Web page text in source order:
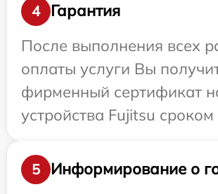
4
Гарантия
После выполнения всех
оплаты услуги Вы
фирменный сертификат
устройства Fujitsu сроком
5
Информирование о